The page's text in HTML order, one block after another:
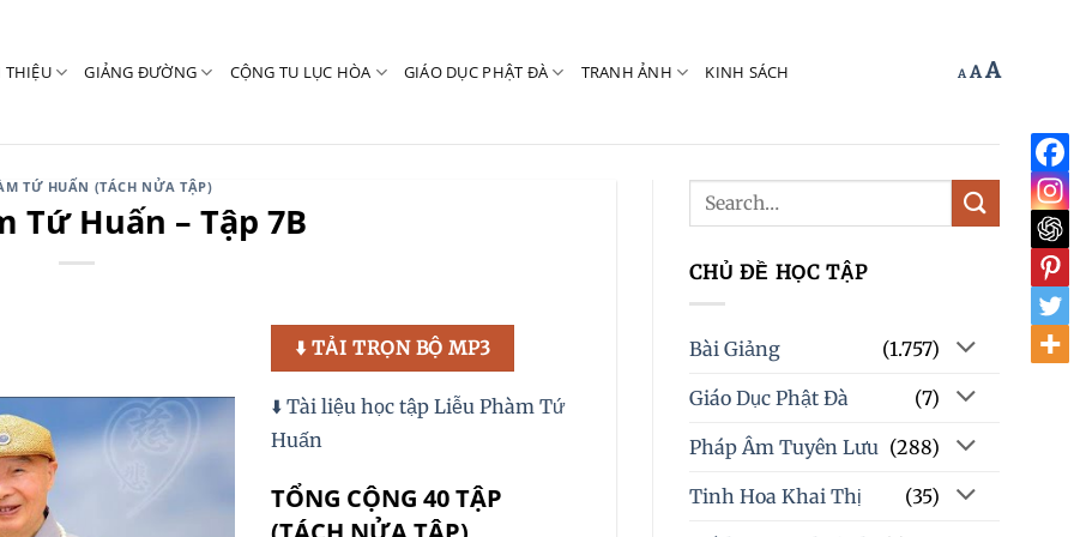
THIỆU GIẢNG ĐƯỜNG CỘNG TU LỤC HÒA GIÁO DỤC PHẬT ĐÀ TRANH ẢNH KINH SÁCH A Decrease
A Reset
A
size.
TỨ HUẤN (TÁCH NỬA TẬP)
Tứ Huấn – Tập 7B
⬇️ TẢI TRỌN BỘ MP3
⬇️ Tài liệu học tập Liễu Phàm Tứ
Huấn
TỔNG CỘNG 40 TẬP
CHỦ ĐỀ HỌC TẬP
Bài Giảng (1.757)
Giáo Dục Phật Đà (7)
Pháp Âm Tuyên Lưu (288)
Tinh Hoa Khai Thị (35)